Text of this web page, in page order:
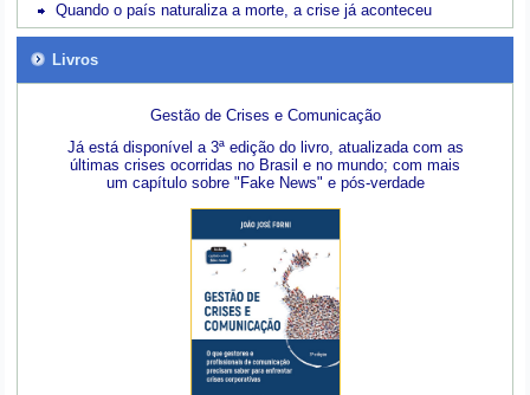
Quando o país naturaliza a morte, a crise já aconteceu
Livros
Gestão de Crises e Comunicação
Já está disponível a 3ª edição do livro, atualizada com as
últimas crises ocorridas no Brasil e no mundo; com mais
um capítulo sobre "Fake News" e pós-verdade